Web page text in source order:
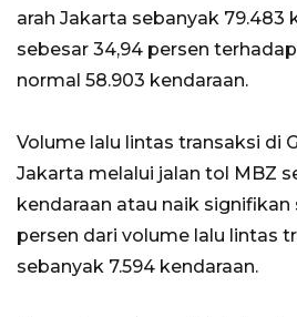
arah Jakarta sebanyak 79.483
sebesar 34,94 persen
normal 58.903 kendaraan.
Volume lalu lintas transaksi di
Jakarta melalui jalan tol MBZ
kendaraan atau naik signifikan
persen dari volume lalu lintas
sebanyak 7.594 kendaraan.